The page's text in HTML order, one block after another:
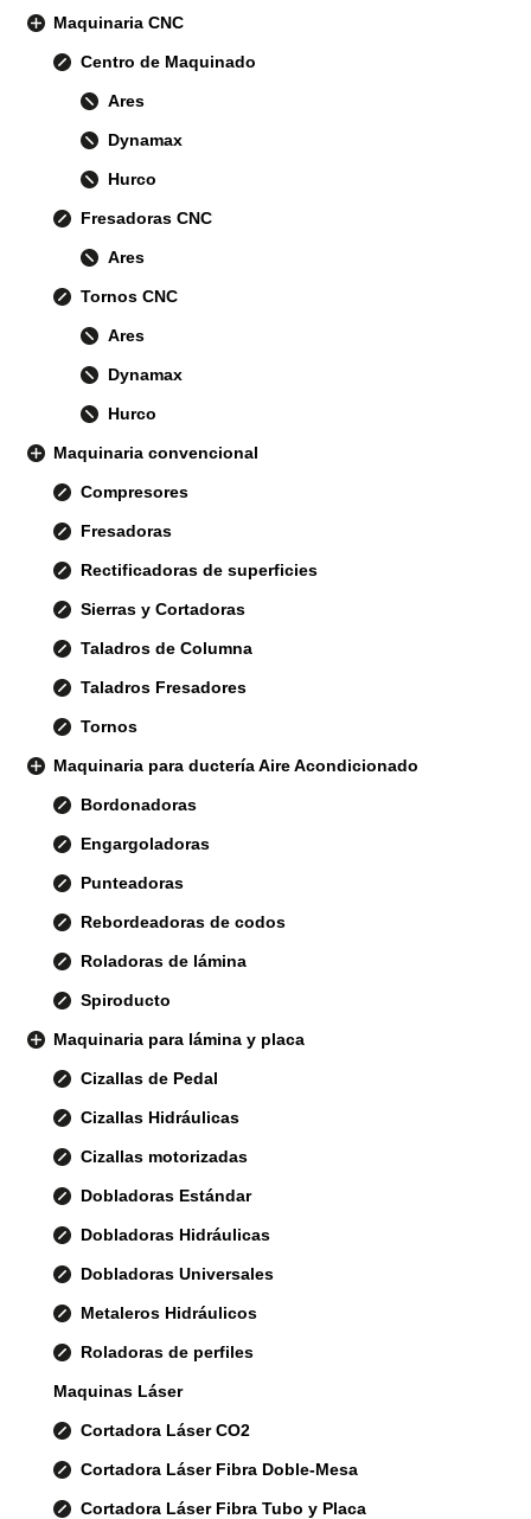
Maquinaria CNC
Centro de Maquinado
Ares
Dynamax
Hurco
Fresadoras CNC
Ares
Tornos CNC
Ares
Dynamax
Hurco
Maquinaria convencional
Compresores
Fresadoras
Rectificadoras de superficies
Sierras y Cortadoras
Taladros de Columna
Taladros Fresadores
Tornos
Maquinaria para ductería Aire Acondicionado
Bordonadoras
Engargoladoras
Punteadoras
Rebordeadoras de codos
Roladoras de lámina
Spiroducto
Maquinaria para lámina y placa
Cizallas de Pedal
Cizallas Hidráulicas
Cizallas motorizadas
Dobladoras Estándar
Dobladoras Hidráulicas
Dobladoras Universales
Metaleros Hidráulicos
Roladoras de perfiles
Maquinas Láser
Cortadora Láser CO2
Cortadora Láser Fibra Doble-Mesa
Cortadora Láser Fibra Tubo y Placa